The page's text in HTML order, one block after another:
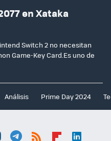
en Xataka
Switch 2 no necesitan
Game-Key Card.Es uno de
Análisis Prime Day 2024